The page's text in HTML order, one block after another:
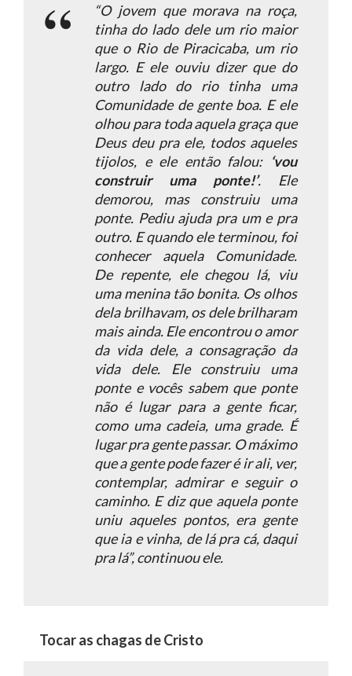
“O jovem que morava na roça,
tinha do lado dele um rio maior
que o Rio de Piracicaba, um rio
largo. E ele ouviu dizer que do
outro lado do rio tinha uma
Comunidade de gente boa. E ele
olhou para toda aquela graça que
Deus deu pra ele, todos aqueles
tijolos, e ele então falou: ‘vou
construir uma ponte!’. Ele
demorou, mas construiu uma
ponte. Pediu ajuda pra um e pra
outro. E quando ele terminou, foi
conhecer aquela Comunidade.
De repente, ele chegou lá, viu
uma menina tão bonita. Os olhos
dela brilhavam, os dele brilharam
mais ainda. Ele encontrou o amor
da vida dele, a consagração da
vida dele. Ele construiu uma
ponte e vocês sabem que ponte
não é lugar para a gente ficar,
como uma cadeia, uma grade. É
lugar pra gente passar. O máximo
que a gente pode fazer é ir ali, ver,
contemplar, admirar e seguir o
caminho. E diz que aquela ponte
uniu aqueles pontos, era gente
que ia e vinha, de lá pra cá, daqui
pra lá”, continuou ele.
Tocar as chagas de Cristo